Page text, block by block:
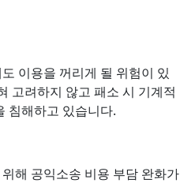
이용을 꺼리게 될 위험이 있
고려하지 않고 패소 시 기계적
침해하고 있습니다.
해 공익소송 비용 부담 완화가